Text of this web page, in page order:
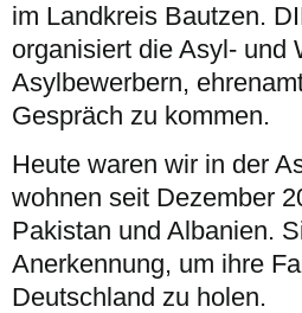
im Landkreis Bautzen.
organisiert die Asyl- und
Asylbewerbern,
Gespräch zu kommen.
Heute waren wir in der
wohnen seit Dezember
Pakistan und Albanien.
Anerkennung, um ihre
Deutschland zu holen.